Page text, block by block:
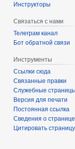
Инструкторы
Связаться с нами
Телеграм канал
Бот обратной связи
Инструменты
Ссылки сюда
Связанные правки
Служебные страницы
Версия для печати
Постоянная ссылка
Сведения о странице
Цитировать страницу